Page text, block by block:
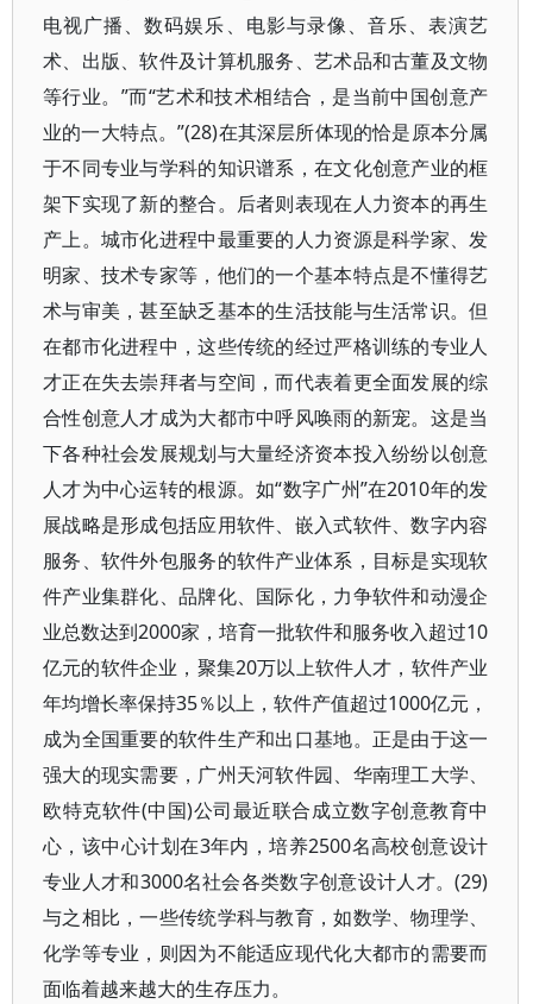
电视广播、数码娱乐、电影与录像、音乐、表演艺
术、出版、软件及计算机服务、艺术品和古董及文物
等行业。”而“艺术和技术相结合，是当前中国创意产
业的一大特点。”(28)在其深层所体现的恰是原本分属
于不同专业与学科的知识谱系，在文化创意产业的框
架下实现了新的整合。后者则表现在人力资本的再生
产上。城市化进程中最重要的人力资源是科学家、发
明家、技术专家等，他们的一个基本特点是不懂得艺
术与审美，甚至缺乏基本的生活技能与生活常识。但
在都市化进程中，这些传统的经过严格训练的专业人
才正在失去崇拜者与空间，而代表着更全面发展的综
合性创意人才成为大都市中呼风唤雨的新宠。这是当
下各种社会发展规划与大量经济资本投入纷纷以创意
人才为中心运转的根源。如“数字广州”在2010年的发
展战略是形成包括应用软件、嵌入式软件、数字内容
服务、软件外包服务的软件产业体系，目标是实现软
件产业集群化、品牌化、国际化，力争软件和动漫企
业总数达到2000家，培育一批软件和服务收入超过10
亿元的软件企业，聚集20万以上软件人才，软件产业
年均增长率保持35％以上，软件产值超过1000亿元，
成为全国重要的软件生产和出口基地。正是由于这一
强大的现实需要，广州天河软件园、华南理工大学、
欧特克软件(中国)公司最近联合成立数字创意教育中
心，该中心计划在3年内，培养2500名高校创意设计
专业人才和3000名社会各类数字创意设计人才。(29)
与之相比，一些传统学科与教育，如数学、物理学、
化学等专业，则因为不能适应现代化大都市的需要而
面临着越来越大的生存压力。